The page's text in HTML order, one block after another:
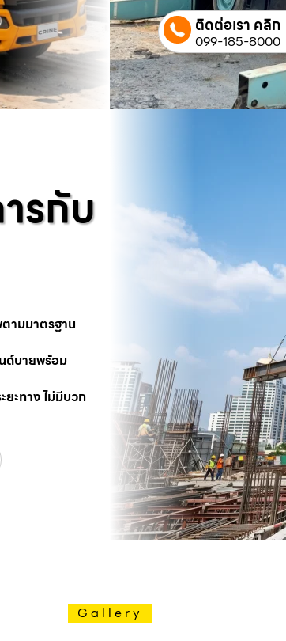
ติดต่อเรา คลิก
099-185-8000
รกับ
ามมาตรฐาน
ด์บายพร้อม
ยะทาง ไม่มีบวก
Gallery